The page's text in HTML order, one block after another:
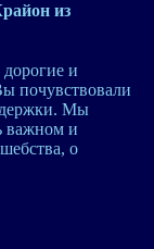
из
и
почувствовали
Мы
важном и
о